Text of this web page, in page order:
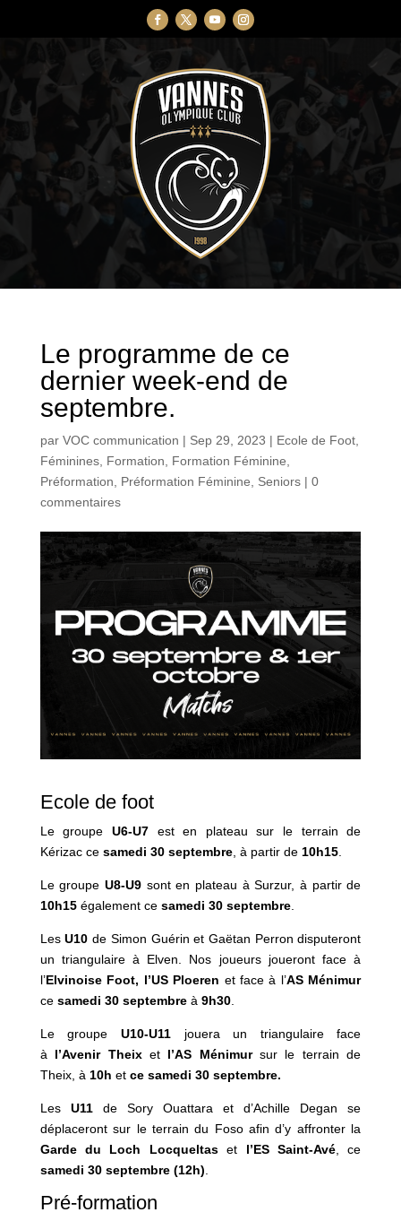
Le programme de ce
dernier week-end de
septembre.
par VOC communication | Sep 29, 2023 | Ecole de Foot,
Féminines, Formation, Formation Féminine,
Préformation, Préformation Féminine, Seniors| 0
commentaires
Ecole de foot
Le groupe U6-U7 est en plateau sur le terrain de
Kérizac ce samedi 30 septembre, à partir de 10h15.
Le groupeU8-U9 sont en plateau à Surzur, à partir de
10h15également ce samedi 30 septembre.
LesU10 de Simon Guérin et Gaëtan Perron disputeront
un triangulaire à Elven. Nos joueurs joueront face à
l’Elvinoise Foot, l’US Ploeren et face à l’AS Ménimur
ce samedi 30 septembreà 9h30.
Le groupe U10-U11 jouera un triangulaire face
à l’Avenir Theix etl’AS Ménimursur le terrain de
Theix, à 10h etce samedi 30 septembre.
LesU11de Sory Ouattara et d’Achille Degan se
déplaceront sur le terrain du Foso afin d’y affronter la
Garde du Loch Locqueltaset l’ES Saint-Avé, ce
samedi 30 septembre (12h)
Pré-formation